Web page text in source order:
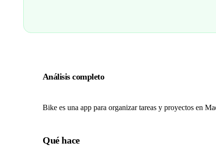
Análisis completo
Bike es una app para organizar tareas y proyectos en
Qué hace